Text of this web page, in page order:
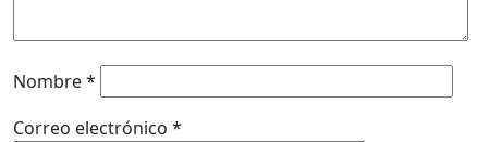
Nombre*
Correo electrónico *